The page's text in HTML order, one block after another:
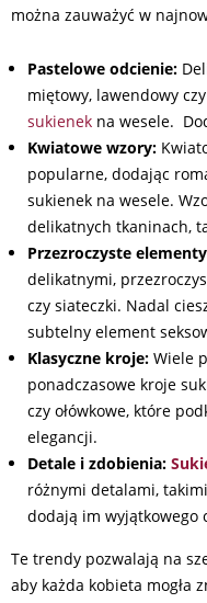
można zauważyć w
Pastelowe odcienie:
miętowy, lawendowy
sukienek na wesele.
Kwiatowe wzory:
popularne, dodając
sukienek na wesele.
delikatnych tkaninach,
Przezroczyste
delikatnymi,
czy siateczki. Nadal
subtelny element
Klasyczne kroje: Wiele
ponadczasowe kroje
czy ołówkowe, które
elegancji.
Detale i zdobienia:
różnymi detalami,
dodają im wyjątkowego
Te trendy pozwalają na
aby każda kobieta mogła